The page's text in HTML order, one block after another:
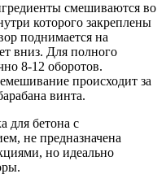
смешиваются во
которого закреплены
поднимается на
вниз. Для полного
8-12 оборотов.
происходит за
винта.
для бетона с
не предназначена
но идеально